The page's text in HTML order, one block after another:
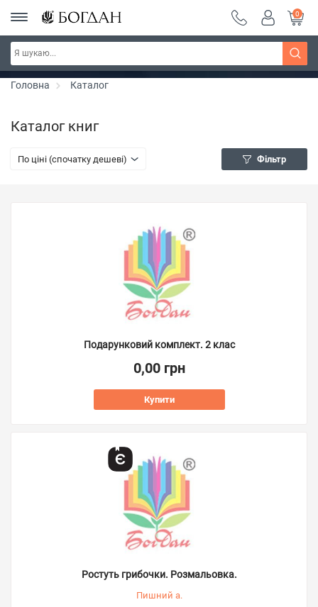
Серія "Вандербікери" ~ знижка 25%
0
Головна Каталог
Каталог книг
По ціні (спочатку дешеві) Фільтр
Подарунковий комплект. 2 клас
0,00 грн
Купити
Ростуть грибочки. Розмальовка.
Пишний а.